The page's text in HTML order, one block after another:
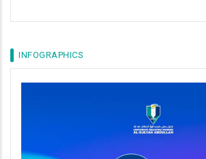
INFOGRAPHICS